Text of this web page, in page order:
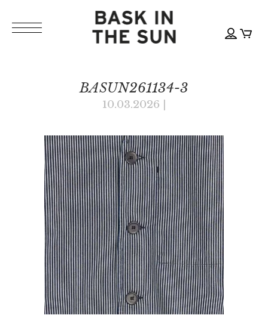
BASUN261134-3
10.03.2026